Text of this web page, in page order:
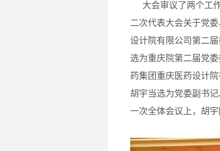
大会审议了两个工作
二次代表大会关于党
设计院有限公司第二
选为重庆院第二届党
药集团重庆医药设计
胡宇当选为党委副书
一次全体会议上，胡